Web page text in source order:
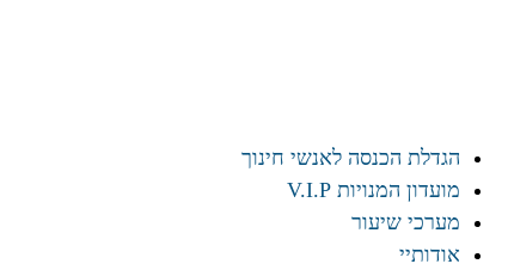
הגדלת הכנסה לאנשי חינוך
מועדון המנויות V.I.P
מערכי שיעור
אודותיי